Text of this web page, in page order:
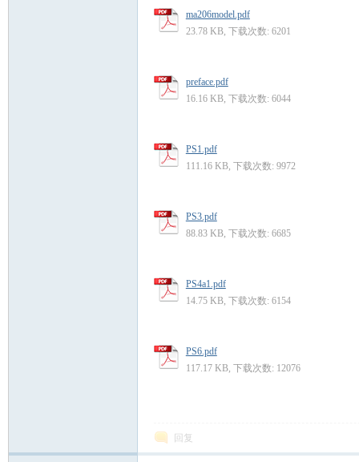
ma206model.pdf
23.78 KB, 下载次数: 6201
preface.pdf
16.16 KB, 下载次数: 6044
PS1.pdf
111.16 KB, 下载次数: 9972
PS3.pdf
88.83 KB, 下载次数: 6685
PS4a1.pdf
14.75 KB, 下载次数: 6154
PS6.pdf
117.17 KB, 下载次数: 12076
回复